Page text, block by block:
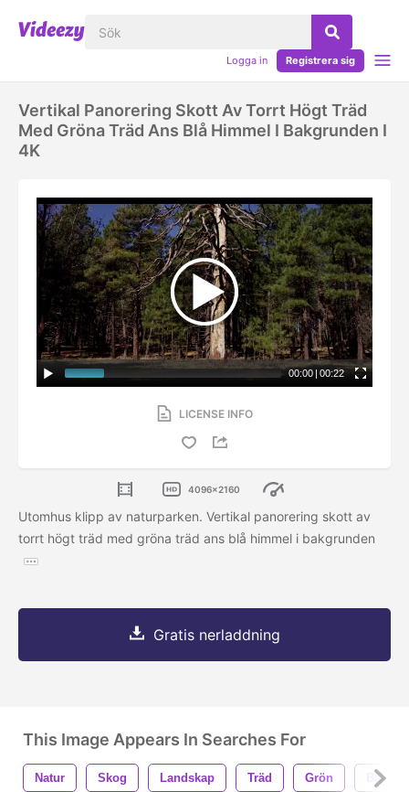
Logga in Registrera sig
Vertikal Panorering Skott Av Torrt Högt Träd
Med Gröna Träd Ans Blå Himmel I Bakgrunden I
4K
00:00 | 00:22
LICENSE INFO
4096x2160
Utomhus klipp av naturparken. Vertikal panorering skott av
torrt högt träd med gröna träd ans blå himmel i bakgrunden
Gratis nerladdning
This Image Appears In Searches For
Natur Skog Landskap Träd Grön